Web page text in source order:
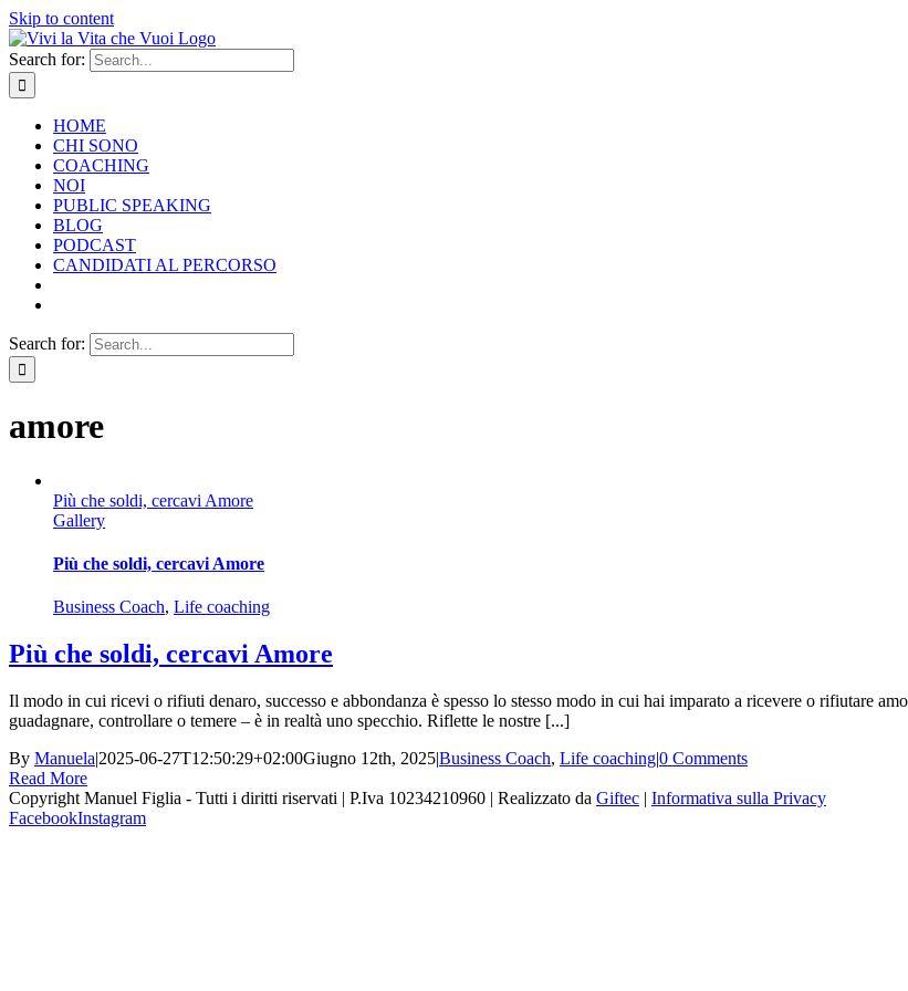
Skip to content
Search for:
HOME
CHI SONO
COACHING
NOI
PUBLIC SPEAKING
BLOG
PODCAST
CANDIDATI AL PERCORSO
Search for:
amore
Più che soldi, cercavi Amore
Gallery
Più che soldi, cercavi Amore
Business Coach, Life coaching
Più che soldi, cercavi Amore
Il modo in cui ricevi o rifiuti denaro, successo e abbondanza è spesso lo stesso modo in cui hai imparato a ricevere o rifiutare
guadagnare, controllare o temere – è in realtà uno specchio. Riflette le nostre [...]
By Manuela|2025-06-27T12:50:29+02:00Giugno 12th, 2025|Business Coach, Life coaching|0 Comments
Read More
Copyright Manuel Figlia - Tutti i diritti riservati | P.Iva 10234210960 | Realizzato da Giftec | Informativa sulla Privacy
FacebookInstagram